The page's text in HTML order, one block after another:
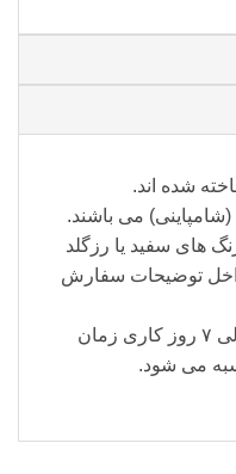
می باشند.
های سفید یا رزگلد
توضیحات سفارش
درخواست آبکاری شما حدود ۵ الی ۷ روز کاری زمان
می شود.